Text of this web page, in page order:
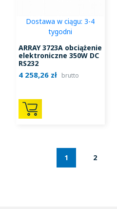
Dostawa w ciągu: 3-4
tygodni
ARRAY 3723A obciążenie
elektroniczne 350W DC
RS232
4 258,26 zł brutto
1 2